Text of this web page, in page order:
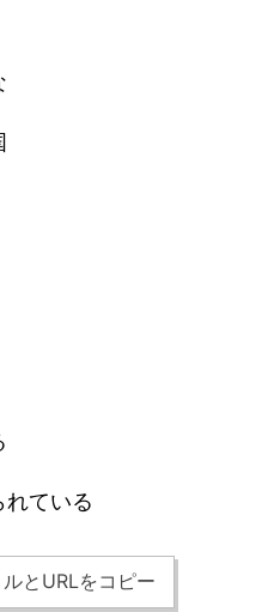
ている
とURLをコピー